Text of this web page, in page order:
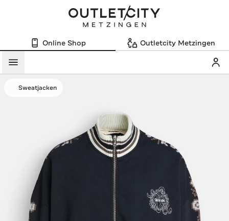
Online Shop Outletcity Metzingen
Menü
Sweatjacken